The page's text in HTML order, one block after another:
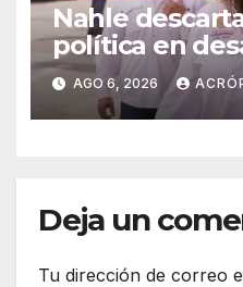
Nahle
política en
alcaldes
AGO 6, 2026
Deja un
Tu dirección de correo